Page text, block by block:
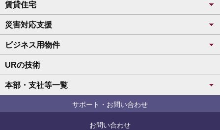
賃貸住宅
災害対応支援
ビジネス用物件
URの技術
本部・支社等一覧
サポート・お問い合わせ
お問い合わせ